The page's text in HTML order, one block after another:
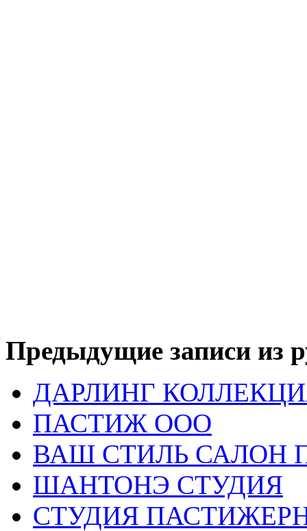
Предыдущие записи из
ДАРЛИНГ
ПАСТИЖ ООО
ВАШ СТИЛЬ САЛОН
ШАНТОНЭ СТУДИЯ
СТУДИЯ